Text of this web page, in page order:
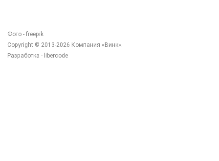
Фото - freepik
Copyright © 2013-2026 Компания «Винк».
Разработка - libercode